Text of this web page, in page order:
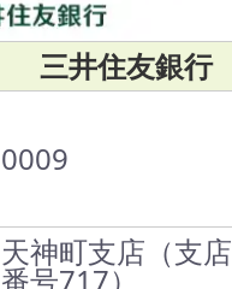
三井住友銀行
0009
天神町支店（支店
番号717）